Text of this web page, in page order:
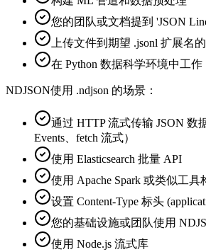
您的团队或文档提到 'JSON
上传文件到期望 .jsonl 扩展名
在 Python 数据科学环境中工作
NDJSON使用 .ndjson 的场景：
通过 HTTP 流式传输 JSON 数
Events、fetch 流式）
使用 Elasticsearch 批量 API
使用 Apache Spark 或类似工具
设置 Content-Type 标头
您的基础设施或团队使用
使用 Node.js 流式库